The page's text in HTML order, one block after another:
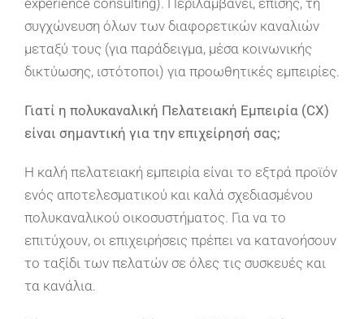
συγχώνευση όλων των διαφορετικών καναλιών
μεταξύ τους (για παράδειγμα, μέσα κοινωνικής
δικτύωσης, ιστότοποι) για προωθητικές εμπειρίες.
Γιατί η πολυκαναλική Πελατειακή Εμπειρία (CX)
είναι σημαντική για την επιχείρησή σας;
Η καλή πελατειακή εμπειρία είναι το εξτρά προϊόν
ενός αποτελεσματικού και καλά σχεδιασμένου
πολυκαναλικού οικοσυστήματος. Για να το
επιτύχουν, οι επιχειρήσεις πρέπει να κατανοήσουν
το ταξίδι των πελατών σε όλες τις συσκευές και
τα κανάλια.